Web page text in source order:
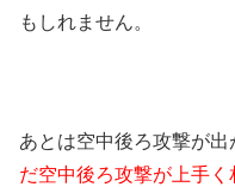
もしれません。
あとは空中後ろ攻撃が出
だ空中後ろ攻撃が上手